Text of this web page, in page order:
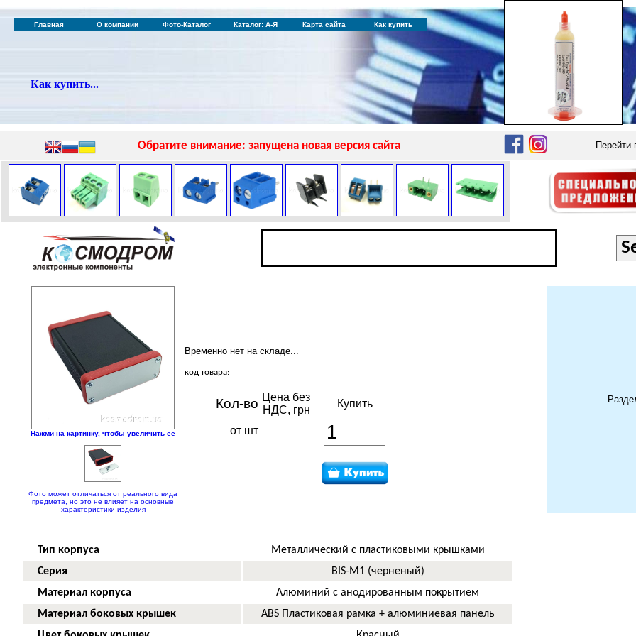
Главная О компании Фото-Каталог Каталог: А-Я Карта сайта Как купить
Как купить...
Обратите внимание: запущена новая версия сайта Перейти
Нажми на картинку, чтобы увеличить ее
Фото может отличаться от реального вида
предмета, но это не влияет на основные
характеристики изделия
Временно нет на складе...
код товара:
Кол-во Цена без
НДС, грн
Купить
от шт
Тип корпуса
Металлический с пластиковыми крышками
Серия
BIS-M1 (черненый)
Материал корпуса
Алюминий с анодированным покрытием
Материал боковых крышек
ABS Пластиковая рамка + алюминиевая панель